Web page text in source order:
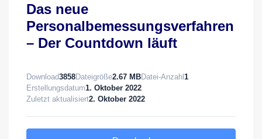
Das neue
Personalbemessungsverfahren
– Der Countdown läuft
Download3858Dateigröße2.67 MBDatei-Anzahl 1
Erstellungsdatum1. Oktober 2022
Zuletzt aktualisiert2. Oktober 2022